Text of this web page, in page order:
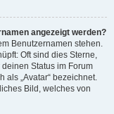
angezeigt werden?
Benutzernamen stehen.
Oft sind dies Sterne,
Status im Forum
als „Avatar“ bezeichnet.
Bild, welches von